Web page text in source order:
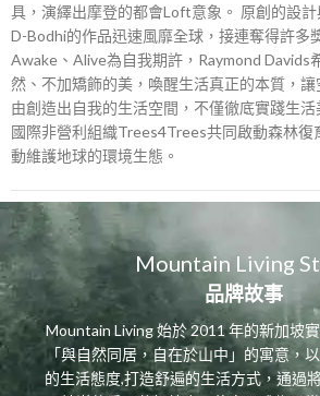
具，演繹出摩登的都會Loft意象。 原創的設
D-Bodhi的作品迅速風靡全球，接連奪得許多
Awake、Alive為自我期許，Raymond Davids
然、不加矯飾的美，喚醒生活真正的本質，
由創造出自我的生活空間，不僅徹底實踐生
國際非營利組織Trees4Trees共同啟動森林復
動維護地球的環境生態。
Mountain Living
品牌故事
Mountain Living 始於 2011 年的新加坡
「與自然同居，自在於山中」的寓意，
的生活態度,打造舒遍的生活方式，通過